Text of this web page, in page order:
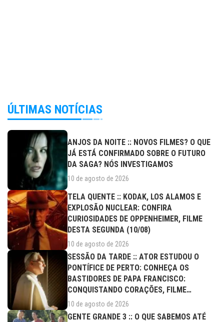
ÚLTIMAS NOTÍCIAS
ANJOS DA NOITE :: NOVOS FILMES? O QUE
JÁ ESTÁ CONFIRMADO SOBRE O FUTURO
DA SAGA? NÓS INVESTIGAMOS
10 de agosto de 2026
TELA QUENTE :: KODAK, LOS ALAMOS E
EXPLOSÃO NUCLEAR: CONFIRA
CURIOSIDADES DE OPPENHEIMER, FILME
DESTA SEGUNDA (10/08)
10 de agosto de 2026
SESSÃO DA TARDE :: ATOR ESTUDOU O
PONTÍFICE DE PERTO: CONHEÇA OS
BASTIDORES DE PAPA FRANCISCO:
CONQUISTANDO CORAÇÕES, FILME
DESTA...
10 de agosto de 2026
GENTE GRANDE 3 :: O QUE SABEMOS ATÉ